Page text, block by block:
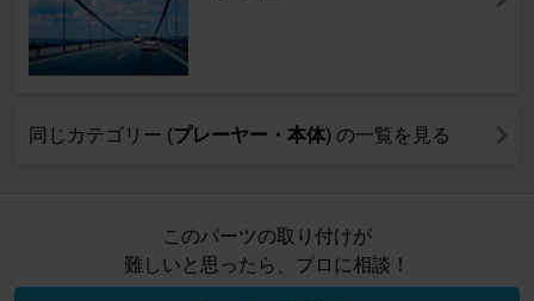
同じカテゴリー (プレーヤー・本体) の一覧を見る
このパーツの取り付けが
難しいと思ったら、プロに相談！